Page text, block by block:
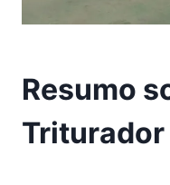
Resumo